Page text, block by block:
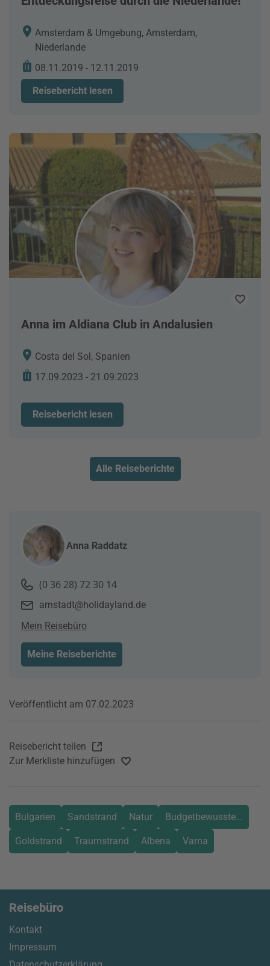
Amsterdam & Umgebung, Amsterdam,
Niederlande
08.11.2019 - 12.11.2019
Reisebericht lesen
Anna im Aldiana Club in Andalusien
Costa del Sol, Spanien
17.09.2023 - 21.09.2023
Reisebericht lesen
Alle Reiseberichte
Anna Raddatz
(0 36 28) 72 30 14
arnstadt@holidayland.de
Mein Reisebüro
Meine Reiseberichte
Veröffentlicht am 07.02.2023
Reisebericht teilen
Zur Merkliste hinzufügen
Bulgarien Sandstrand Natur BudgetbewusstesReisen
Goldstrand Traumstrand Albena Varna
Reisebüro
Kontakt
Impressum